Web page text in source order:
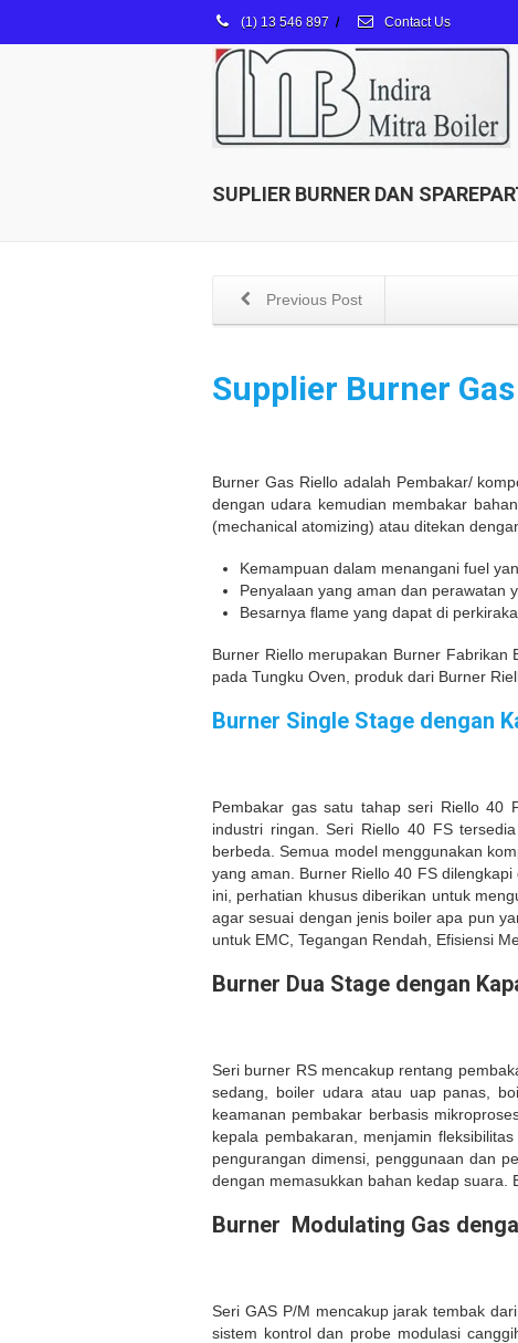
(1) 13 546 897 / Contact Us
SUPLIER BURNER DAN
Previous Post
Supplier Burner Gas
Burner Gas Riello adalah Pembakar/
dengan udara kemudian membakar
(mechanical atomizing) atau ditekan
Kemampuan dalam menangani fuel
Penyalaan yang aman dan perawatan
Besarnya flame yang dapat di
Burner Riello merupakan Burner
pada Tungku Oven, produk dari Burner
Burner Single Stage dengan
Pembakar gas satu tahap seri Riello 40
industri ringan. Seri Riello 40 FS
berbeda. Semua model menggunakan
yang aman. Burner Riello 40 FS
ini, perhatian khusus diberikan untuk
agar sesuai dengan jenis boiler apa pun
untuk EMC, Tegangan Rendah, Efisiensi
Burner Dua Stage dengan
Seri burner RS ​​mencakup rentang
sedang, boiler udara atau uap panas,
keamanan pembakar berbasis
kepala pembakaran, menjamin
pengurangan dimensi, penggunaan dan
dengan memasukkan bahan kedap suara.
Burner Modulating Gas
Seri GAS P/M mencakup jarak tembak
sistem kontrol dan probe modulasi